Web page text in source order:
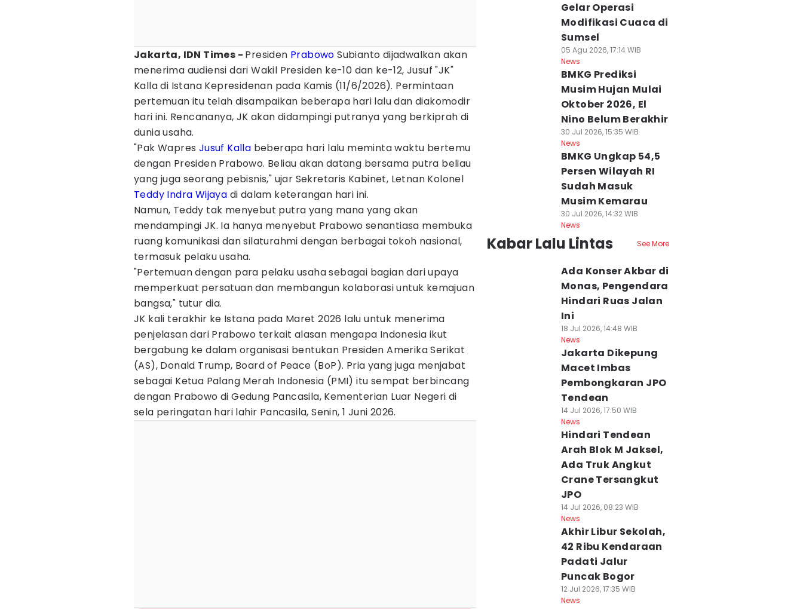
Jakarta, IDN Times - Presiden Prabowo Subianto dijadwalkan akan
menerima audiensi dari Wakil Presiden ke-10 dan ke-12, Jusuf "JK"
Kalla di Istana Kepresidenan pada Kamis (11/6/2026). Permintaan
pertemuan itu telah disampaikan beberapa hari lalu dan diakomodir
hari ini. Rencananya, JK akan didampingi putranya yang berkiprah di
dunia usaha.
"Pak Wapres Jusuf Kalla beberapa hari lalu meminta waktu bertemu
dengan Presiden Prabowo. Beliau akan datang bersama putra beliau
yang juga seorang pebisnis," ujar Sekretaris Kabinet, Letnan Kolonel
Teddy Indra Wijaya di dalam keterangan hari ini.
Namun, Teddy tak menyebut putra yang mana yang akan
mendampingi JK. Ia hanya menyebut Prabowo senantiasa membuka
ruang komunikasi dan silaturahmi dengan berbagai tokoh nasional,
termasuk pelaku usaha.
"Pertemuan dengan para pelaku usaha sebagai bagian dari upaya
memperkuat persatuan dan membangun kolaborasi untuk kemajuan
bangsa," tutur dia.
JK kali terakhir ke Istana pada Maret 2026 lalu untuk menerima
penjelasan dari Prabowo terkait alasan mengapa Indonesia ikut
bergabung ke dalam organisasi bentukan Presiden Amerika Serikat
(AS), Donald Trump, Board of Peace (BoP). Pria yang juga menjabat
sebagai Ketua Palang Merah Indonesia (PMI) itu sempat berbincang
dengan Prabowo di Gedung Pancasila, Kementerian Luar Negeri di
sela peringatan hari lahir Pancasila, Senin, 1 Juni 2026.
Gelar Operasi
Modifikasi Cuaca di
Sumsel
05 Agu 2026, 17:14 WIB
News
BMKG Prediksi
Musim Hujan Mulai
Oktober 2026, El
Nino Belum Berakhir
30 Jul 2026, 15:35 WIB
News
BMKG Ungkap 54,5
Persen Wilayah RI
Sudah Masuk
Musim Kemarau
30 Jul 2026, 14:32 WIB
News
Kabar Lalu Lintas See More
Ada Konser Akbar di
Monas, Pengendara
Hindari Ruas Jalan
Ini
18 Jul 2026, 14:48 WIB
News
Jakarta Dikepung
Macet Imbas
Pembongkaran JPO
Tendean
14 Jul 2026, 17:50 WIB
News
Hindari Tendean
Arah Blok M Jaksel,
Ada Truk Angkut
Crane Tersangkut
JPO
14 Jul 2026, 08:23 WIB
News
Akhir Libur Sekolah,
42 Ribu Kendaraan
Padati Jalur
Puncak Bogor
12 Jul 2026, 17:35 WIB
News